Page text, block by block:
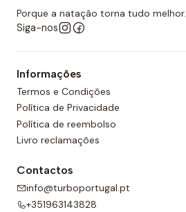
Porque a natação torna tudo melhor.
Siga-nos
Informações
Termos e Condições
Política de Privacidade
Política de reembolso
Livro reclamações
Contactos
info@turboportugal.pt
+351963143828